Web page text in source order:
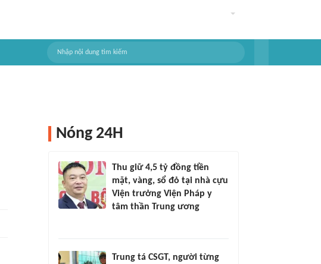
Nóng 24H
Thu giữ 4,5 tỷ đồng tiền
mặt, vàng, sổ đỏ tại nhà cựu
Viện trưởng Viện Pháp y
tâm thần Trung ương
Trung tá CSGT, người từng